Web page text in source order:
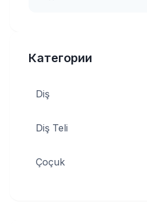
Категории
Diş
Diş Teli
Çoçuk